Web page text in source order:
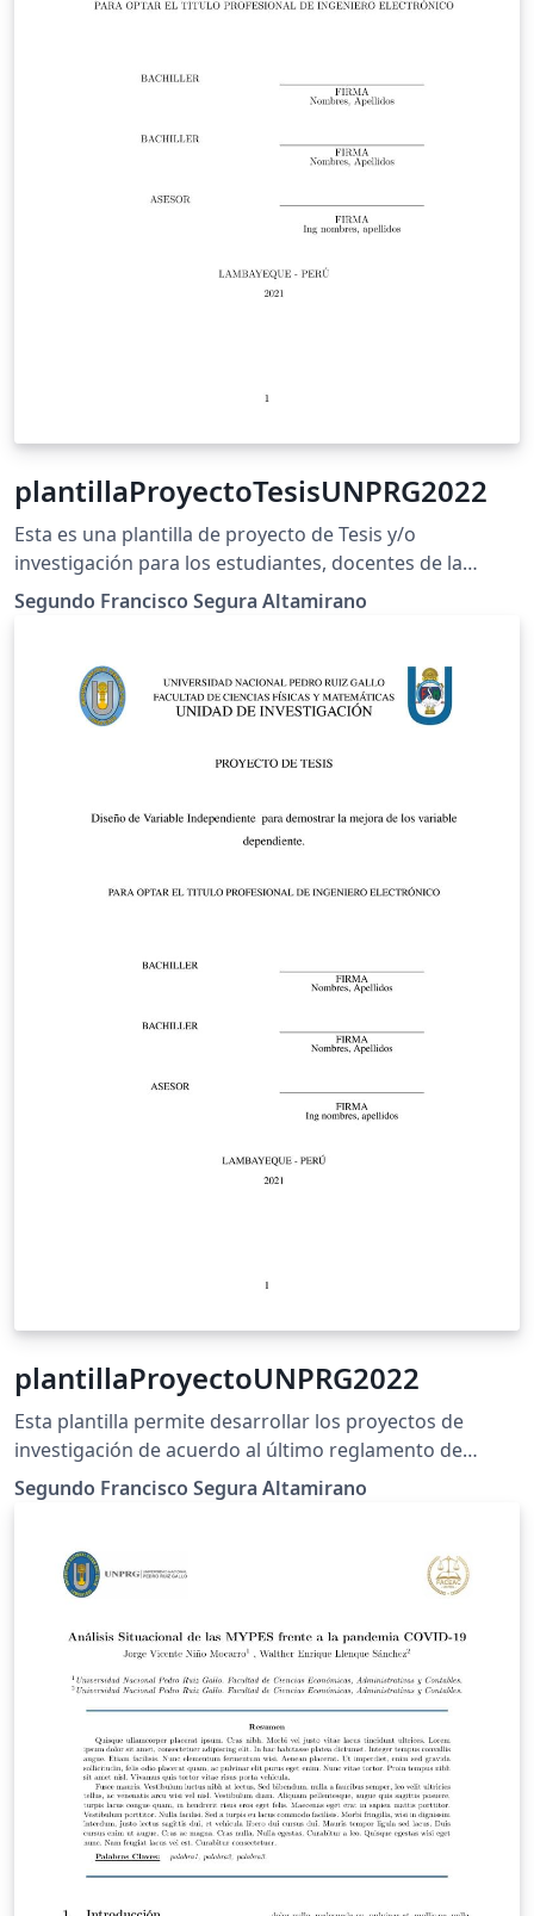
plantillaProyectoTesisUNPRG2022
Esta es una plantilla de proyecto de Tesis y/o
investigación para los estudiantes, docentes de la
Universidad Nacional Pedro Ruiz Gallo. Esta
configurado para recibir la bibliografia en BibLatex. Se
genera este tipo de bases de datos
Segundo Francisco Segura Altamirano
plantillaProyectoUNPRG2022
Esta plantilla permite desarrollar los proyectos de
investigación de acuerdo al último reglamento de
investigación publicado
Segundo Francisco Segura Altamirano